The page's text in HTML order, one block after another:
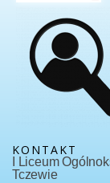
KONTAKT
I Liceum
Tczewie